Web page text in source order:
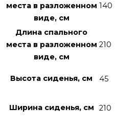
места в разложенном
виде, см
140
Длина спального
места в разложенном
виде, см
210
Высота сиденья, см 45
Ширина сиденья, см 210